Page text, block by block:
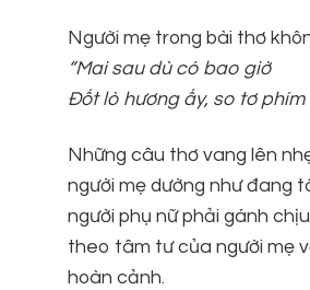
Người mẹ trong bài thơ
“Mai sau dù có bao giờ
Đốt lò hương ấy, so tơ phím
Những câu thơ vang lên
người mẹ dường như đang
người phụ nữ phải gánh
theo tâm tư của người mẹ
hoàn cảnh.